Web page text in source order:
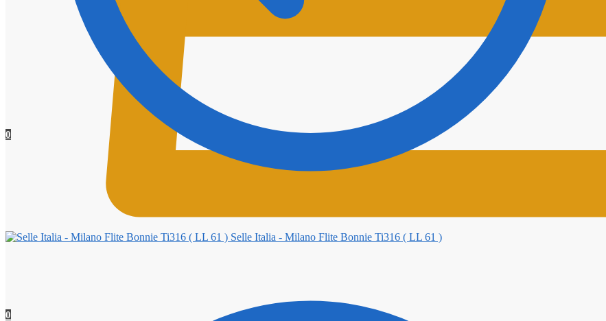
0
0
Selle Italia - Milano Flite Bonnie Ti316 ( LL 61 )